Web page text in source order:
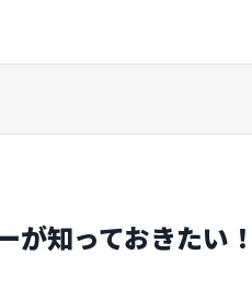
が知っておきたい